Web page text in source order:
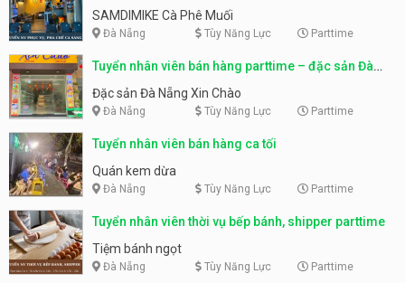
SAMDIMIKE Cà Phê Muối
Đà Nẵng Tùy Năng Lực Parttime
Tuyển nhân viên bán hàng parttime – đặc sản Đà
Nẵng
Đặc sản Đà Nẵng Xin Chào
Đà Nẵng Tùy Năng Lực Parttime
Tuyển nhân viên bán hàng ca tối
Quán kem dừa
Đà Nẵng Tùy Năng Lực Parttime
Tuyển nhân viên thời vụ bếp bánh, shipper parttime
Tiệm bánh ngọt
Đà Nẵng Tùy Năng Lực Parttime